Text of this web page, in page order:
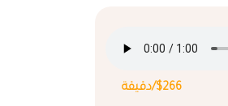
$266/دقيقة